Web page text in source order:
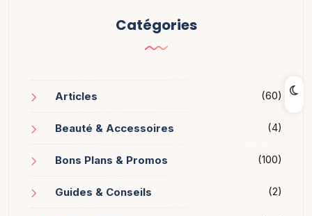
Catégories
Articles (60)
Beauté & Accessoires (4)
Bons Plans & Promos (100)
Guides & Conseils (2)